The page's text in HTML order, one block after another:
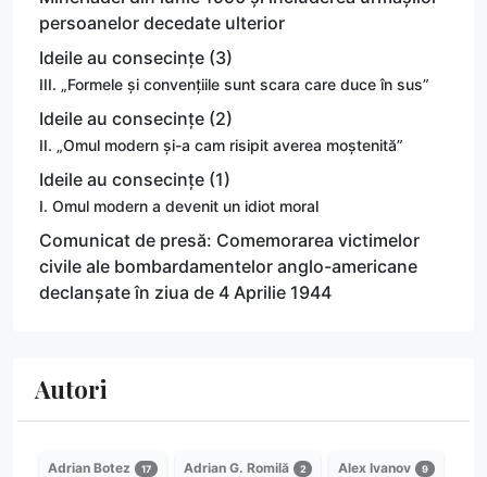
persoanelor decedate ulterior
Ideile au consecințe (3)
III. „Formele și convențiile sunt scara care duce în sus”
Ideile au consecințe (2)
II. „Omul modern și-a cam risipit averea moștenită”
Ideile au consecințe (1)
I. Omul modern a devenit un idiot moral
Comunicat de presă: Comemorarea victimelor
civile ale bombardamentelor anglo-americane
declanșate în ziua de 4 Aprilie 1944
Autori
Adrian Botez 17 Adrian G. Romilă 2 Alex Ivanov 9